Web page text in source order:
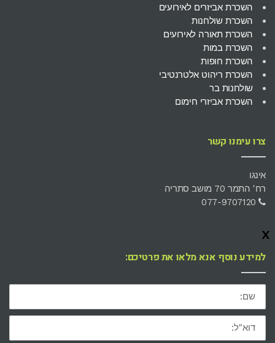
השכרת אביזרים לאירועים
השכרת שולחנות
השכרת תאורה לאירועים
השכרת במות
השכרת חופות
השכרת ריהוט אלטרנטיבי
שולחנות בר
השכרת אביזרי חימום
צרו עימנו קשר
אינגו
רח' התמר 70 מושב סתריה
077-9707120
x
למידע נוסף אנא מלאו את פרטיכם:
שם:
דוא"ל: